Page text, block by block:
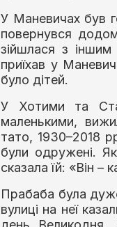
У Маневичах був
повернувся
зійшлася з
приїхав у
було дітей.
У Хотими та
маленькими,
тато, 1930–2018
були одружені.
сказала їй: «Він
Прабаба була
вулиці на неї